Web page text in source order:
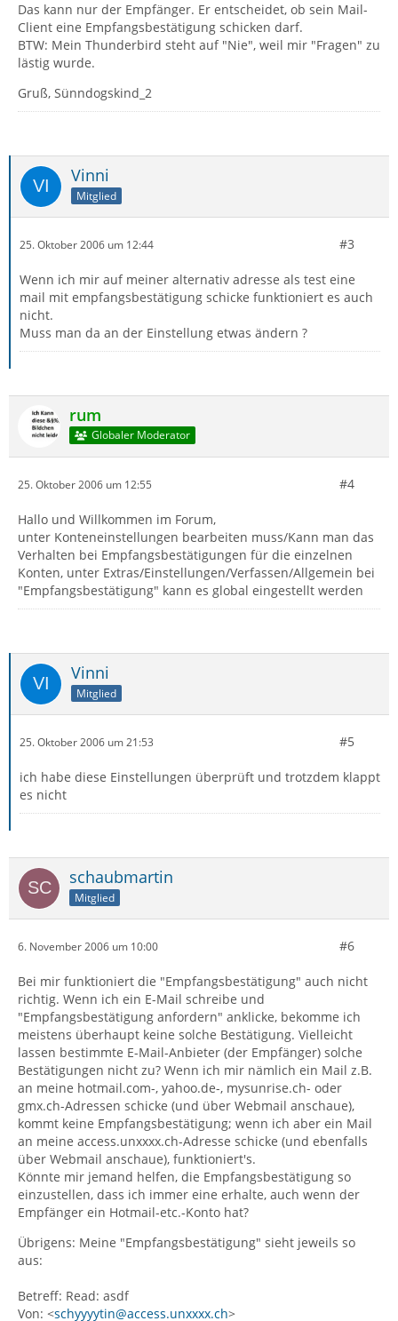
Das kann nur der Empfänger. Er entscheidet, ob sein Mail-
Client eine Empfangsbestätigung schicken darf.
BTW: Mein Thunderbird steht auf "Nie", weil mir "Fragen" zu
lästig wurde.
Gruß, Sünndogskind_2
Vinni
Mitglied
25. Oktober 2006 um 12:44 #3
Wenn ich mir auf meiner alternativ adresse als test eine
mail mit empfangsbestätigung schicke funktioniert es auch
nicht.
Muss man da an der Einstellung etwas ändern ?
rum
Globaler Moderator
25. Oktober 2006 um 12:55 #4
Hallo und Willkommen im Forum,
unter Konteneinstellungen bearbeiten muss/Kann man das
Verhalten bei Empfangsbestätigungen für die einzelnen
Konten, unter Extras/Einstellungen/Verfassen/Allgemein bei
"Empfangsbestätigung" kann es global eingestellt werden
Vinni
Mitglied
25. Oktober 2006 um 21:53 #5
ich habe diese Einstellungen überprüft und trotzdem klappt
es nicht
schaubmartin
Mitglied
6. November 2006 um 10:00 #6
Bei mir funktioniert die "Empfangsbestätigung" auch nicht
richtig. Wenn ich ein E-Mail schreibe und
"Empfangsbestätigung anfordern" anklicke, bekomme ich
meistens überhaupt keine solche Bestätigung. Vielleicht
lassen bestimmte E-Mail-Anbieter (der Empfänger) solche
Bestätigungen nicht zu? Wenn ich mir nämlich ein Mail z.B.
an meine hotmail.com-, yahoo.de-, mysunrise.ch- oder
gmx.ch-Adressen schicke (und über Webmail anschaue),
kommt keine Empfangsbestätigung; wenn ich aber ein Mail
an meine access.unxxxx.ch-Adresse schicke (und ebenfalls
über Webmail anschaue), funktioniert's.
Könnte mir jemand helfen, die Empfangsbestätigung so
einzustellen, dass ich immer eine erhalte, auch wenn der
Empfänger ein Hotmail-etc.-Konto hat?
Übrigens: Meine "Empfangsbestätigung" sieht jeweils so
aus:
Betreff: Read: asdf
Von: <schyyyytin@access.unxxxx.ch>